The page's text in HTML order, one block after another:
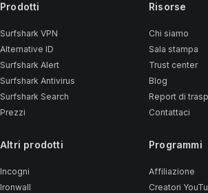
Prodotti
Surfshark VPN
Alternative ID
Surfshark Alert
Surfshark Antivirus
Surfshark Search
Prezzi
Altri prodotti
Incogni
Ironwall
Risorse
Chi siamo
Sala stampa
Trust center
Blog
Report di
Contattaci
Programmi
Affiliazione
Creatori